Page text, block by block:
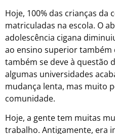
Hoje, 100% das crianças da
matriculadas na escola. O
adolescência cigana
ao ensino superior também
também se deve à questão
algumas universidades
mudança lenta, mas muito
comunidade.
Hoje, a gente tem muitas
trabalho. Antigamente, era